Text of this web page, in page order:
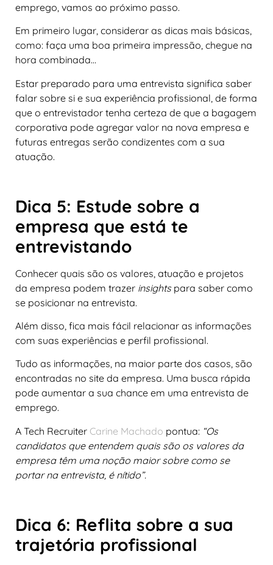
emprego, vamos ao próximo passo.
Em primeiro lugar, considerar as dicas mais básicas,
como: faça uma boa primeira impressão, chegue na
hora combinada…
Estar preparado para uma entrevista significa saber
falar sobre si e sua experiência profissional, de forma
que o entrevistador tenha certeza de que a bagagem
corporativa pode agregar valor na nova empresa e
futuras entregas serão condizentes com a sua
atuação.
Dica 5: Estude sobre a
empresa que está te
entrevistando
Conhecer quais são os valores, atuação e projetos
da empresa podem trazer insightspara saber como
se posicionar na entrevista.
Além disso, fica mais fácil relacionar as informações
com suas experiências e perfil profissional.
Tudo as informações, na maior parte dos casos, são
encontradas no site da empresa. Uma busca rápida
pode aumentar a sua chance em uma entrevista de
emprego.
A Tech Recruiter Carine Machado pontua: “Os
candidatos que entendem quais são os valores da
empresa têm uma noção maior sobre como se
portar na entrevista, é nítido”.
Dica 6: Reflita sobre a sua
trajetória profissional